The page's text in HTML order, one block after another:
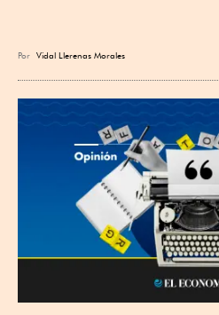
Por Vidal Llerenas Morales